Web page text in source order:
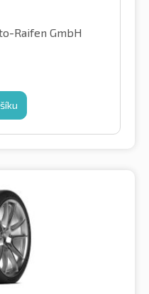
Raifen GmbH